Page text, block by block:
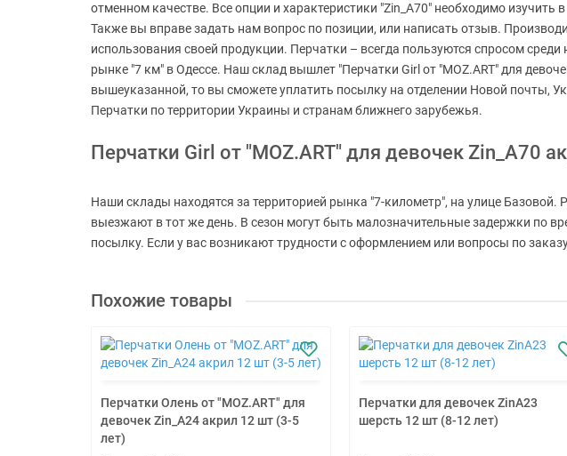
отменном качестве. Все опции и характеристики "Zin_A70" необходимо изучить
Также вы вправе задать нам вопрос по позиции, или написать отзыв.
использования своей продукции. Перчатки – всегда пользуются спросом
рынке "7 км" в Одессе. Наш склад вышлет "Перчатки Girl от "MOZ.ART" для
вышеуказанной, то вы сможете уплатить посылку на отделении Новой почты,
Перчатки по территории Украины и странам ближнего зарубежья.
Перчатки Girl от "MOZ.ART" для девочек Zin_A70
Наши склады находятся за территорией рынка "7-километр", на улице
выезжают в тот же день. В сезон могут быть малозначительные задержки по
посылку. Если у вас возникают трудности с оформлением или вопросы по
Похожие товары
Перчатки Олень от "MOZ.ART" для
девочек Zin_A24 акрил 12 шт (3-5
лет)
Перчатки для девочек ZinA23
шерсть 12 шт (8-12 лет)